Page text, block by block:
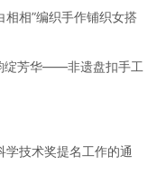
相”编织手作铺织女搭
绽芳华——非遗盘扣手工
学技术奖提名工作的通